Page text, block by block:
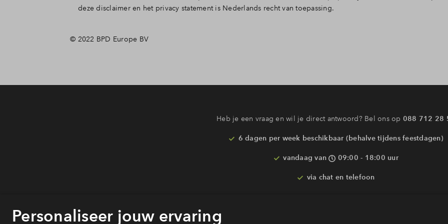
deze disclaimer en het privacy statement is Nederlands recht van toepassing.
© 2022 BPD Europe BV
Heb je een vraag en wil je direct antwoord? Bel ons op 088 712 28
6 dagen per week beschikbaar (behalve tijdens feestdagen)
vandaag van 09:00 - 18:00 uur
via chat en telefoon